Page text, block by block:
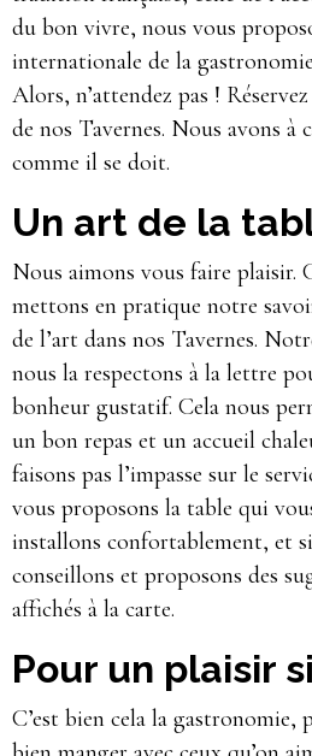
du bon vivre, nous vous
internationale de la
Alors, n’attendez pas !
de nos Tavernes. Nous avons
comme il se doit.
Un art de la
Nous aimons vous faire plaisir.
mettons en pratique notre
de l’art dans nos Tavernes.
nous la respectons à la lettre
bonheur gustatif. Cela nous
un bon repas et un accueil
faisons pas l’impasse sur le
vous proposons la table qui
installons confortablement, et
conseillons et proposons des
affichés à la carte.
Pour un plaisir
C’est bien cela la gastronomie,